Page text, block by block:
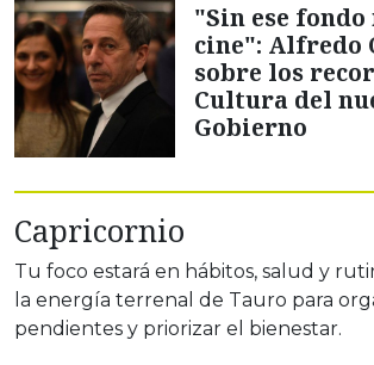
"Sin ese
cine": Alfredo
sobre los
Cultura del
Gobierno
Capricornio
Tu foco estará en hábitos, salud y
la energía terrenal de Tauro para
pendientes y priorizar el bienestar.